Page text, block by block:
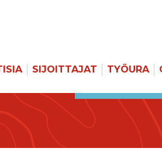
SIJOITTAJAT TYÖURA